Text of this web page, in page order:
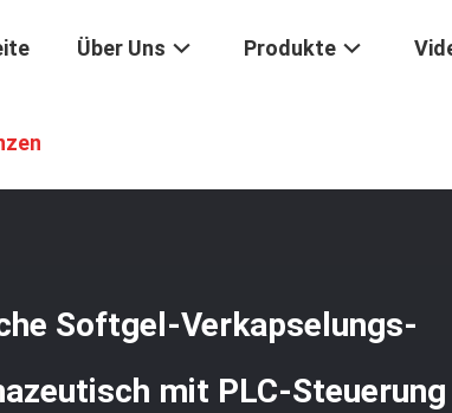
Über Uns Produkte
Softgel-Verkapselungs-
mit PLC-Steuerung